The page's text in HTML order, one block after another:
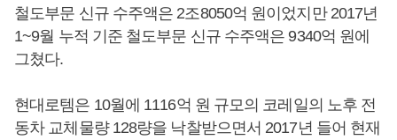
철도부문 신규 수주액은 2조8050억 원이었지만 2017년
1~9월 누적 기준 철도부문 신규 수주액은 9340억 원에
그쳤다.
현대로템은 10월에 1116억 원 규모의 코레일의 노후 전
동차 교체물량 128량을 낙찰받으면서 2017년 들어 현재